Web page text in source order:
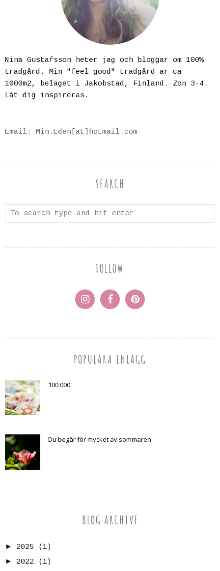
Nina Gustafsson heter jag och bloggar om 100%
trädgård. Min "feel good" trädgård är ca
1000m2, beläget i Jakobstad, Finland. Zon 3-4.
Låt dig inspireras.
Email: Min.Eden[ät]hotmail.com
SEARCH
FOLLOW
POPULÄRA INLÄGG
100 000
Du begär för mycket av sommaren
BLOG ARCHIVE
► 2025
(1)
► 2022
(1)